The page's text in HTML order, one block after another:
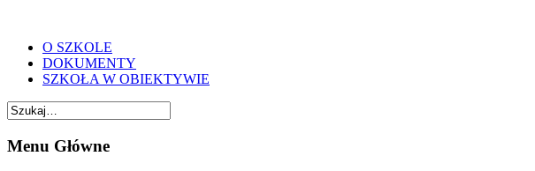
O SZKOLE
DOKUMENTY
SZKOŁA W OBIEKTYWIE
Menu Główne